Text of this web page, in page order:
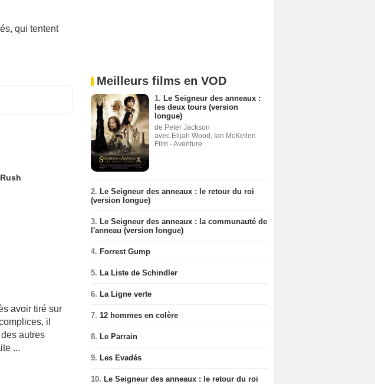
qui tentent
avoir tiré sur
il
autres
...
Meilleurs films en VOD
1. Le Seigneur des anneaux :
les deux tours (version
longue)
de Peter Jackson
avec Elijah Wood, Ian McKellen
Film - Aventure
2. Le Seigneur des anneaux : le retour du roi
(version longue)
3. Le Seigneur des anneaux : la communauté de
l'anneau (version longue)
4. Forrest Gump
5. La Liste de Schindler
6. La Ligne verte
7. 12 hommes en colère
8. Le Parrain
9. Les Evadés
10. Le Seigneur des anneaux : le retour du roi